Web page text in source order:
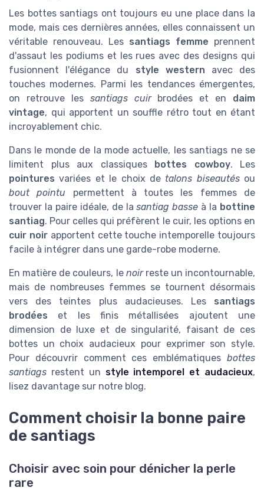
Les bottes santiags ont toujours eu une place dans la
mode, mais ces dernières années, elles connaissent un
véritable renouveau. Les santiags femme prennent
d'assaut les podiums et les rues avec des designs qui
fusionnent l'élégance du style western avec des
touches modernes. Parmi les tendances émergentes,
on retrouve les santiags cuirbrodées et en daim
vintage, qui apportent un souffle rétro tout en étant
incroyablement chic.
Dans le monde de la mode actuelle, les santiags ne se
limitent plus aux classiques bottes cowboy. Les
pointures variées et le choix de talons biseautésou
bout pointu permettent à toutes les femmes de
trouver la paire idéale, de lasantiag basse à la bottine
santiag. Pour celles qui préfèrent le cuir, les options en
cuir noirapportent cette touche intemporelle toujours
facile à intégrer dans une garde-robe moderne.
En matière de couleurs, le noirreste un incontournable,
mais de nombreuses femmes se tournent désormais
vers des teintes plus audacieuses. Les santiags
brodées et les finis métallisées ajoutent une
dimension de luxe et de singularité, faisant de ces
bottes un choix audacieux pour exprimer son style.
Pour découvrir comment ces emblématiques bottes
santiags restent un style intemporel et audacieux,
lisez davantage sur notre blog.
Comment choisir la bonne paire
de santiags
Choisir avec soin pour dénicher la perle
rare